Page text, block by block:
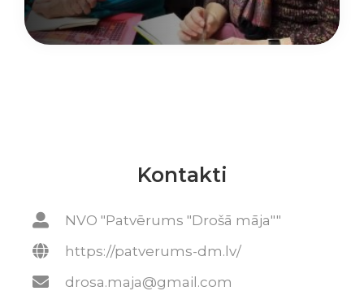
Kontakti
NVO "Patvērums "Drošā māja""
https://patverums-dm.lv/
drosa.maja@gmail.com